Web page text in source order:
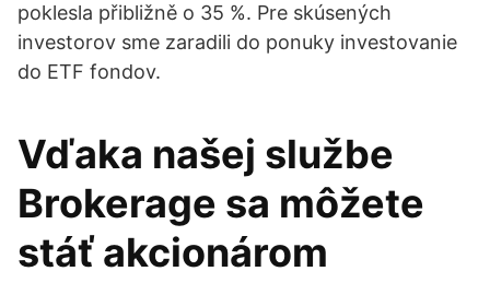
poklesla přibližně o 35 %. Pre skúsených
investorov sme zaradili do ponuky investovanie
do ETF fondov.
Vďaka našej službe
Brokerage sa môžete
stáť akcionárom